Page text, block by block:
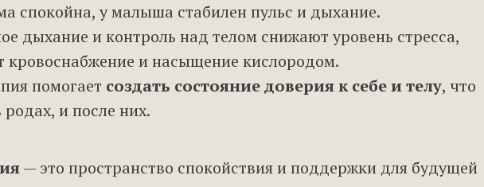
спокойна, у малыша стабилен пульс и дыхание.
дыхание и контроль над телом снижают уровень стресса,
кровоснабжение и насыщение кислородом.
помогает создать состояние доверия к себе и телу, что
и после них.
— это пространство спокойствия и поддержки для будущей